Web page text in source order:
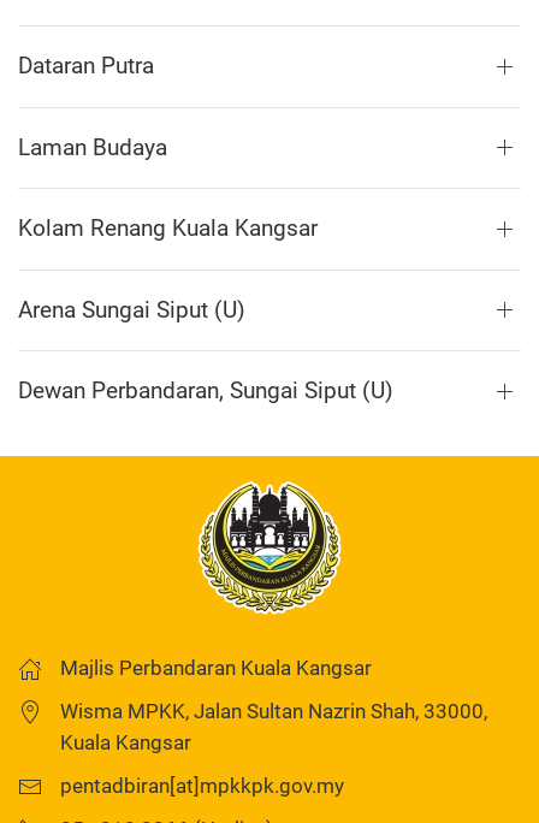
Dataran Putra
Laman Budaya
Kolam Renang Kuala Kangsar
Arena Sungai Siput (U)
Dewan Perbandaran, Sungai Siput (U)
Majlis Perbandaran Kuala Kangsar
Wisma MPKK, Jalan Sultan Nazrin Shah, 33000,
Kuala Kangsar
pentadbiran[at]mpkkpk.gov.my